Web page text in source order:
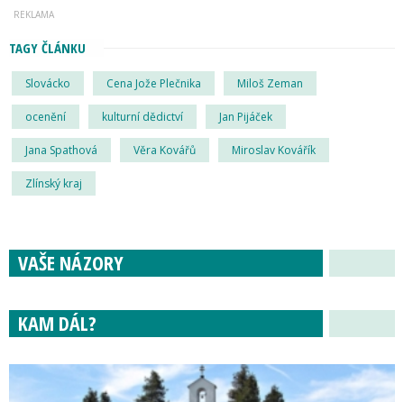
TAGY ČLÁNKU
Slovácko Cena Jože Plečnika Miloš Zeman
ocenění kulturní dědictví Jan Pijáček
Jana Spathová Věra Kovářů Miroslav Kovářík
Zlínský kraj
VAŠE NÁZORY
KAM DÁL?